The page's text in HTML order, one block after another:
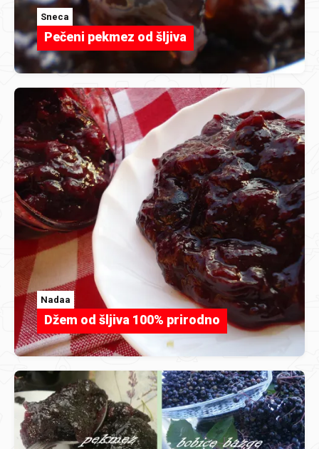
Sneca
Pečeni pekmez od šljiva
Nadaa
Džem od šljiva 100% prirodno